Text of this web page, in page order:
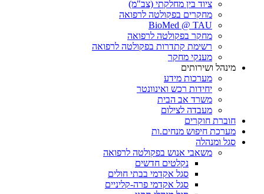
ציוד בין מחלקתי (צב"מ)
מחקרים בפקולטה לרפואה
BioMed @ TAU
מחקר בפקולטה לרפואה
רשימת קתדרות בפקולטה לרפואה
מענקי מחקר
מינהל ושירותים
מערכות מידע
יחידות רכש ואינוונטר
משרד אב הבית
מעבדה לצילום
חוברת חוקרים
מערכת חיפוש מנחים.ות
סגל ומנהלה
משאבי אנוש בפקולטה לרפואה
נקלטים חדשים
סגל אקדמי בבתי חולים
סגל אקדמי פרה-קליניים